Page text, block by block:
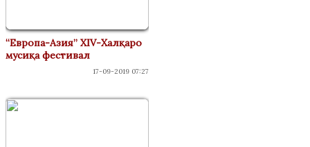
“Европа-Азия” XIV-Халқаро
мусиқа фестивал
17-09-2019 07:27